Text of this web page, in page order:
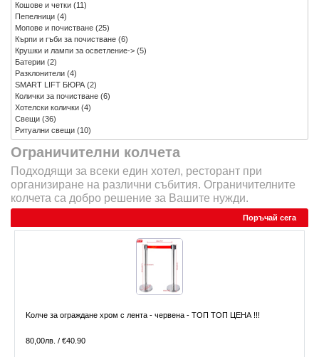
Ограничителни колчета
Подходящи за всеки един хотел, ресторант при
организиране на различни събития. Ограничителните
колчета са добро решение за Вашите нужди.
Поръчай сега
Kолче за ограждане хром с лента - червена - ТОП ТОП ЦЕНА !!!
80,00лв. / €40.90
Кошове и четки (11)
Пепелници (4)
Мопове и почистване (25)
Кърпи и гъби за почистване (6)
Крушки и лампи за осветление-> (5)
Батерии (2)
Разклонители (4)
SMART LIFT БЮРА(2)
Колички за почистване (6)
Хотелски колички (4)
Свещи (36)
Ритуални свещи (10)